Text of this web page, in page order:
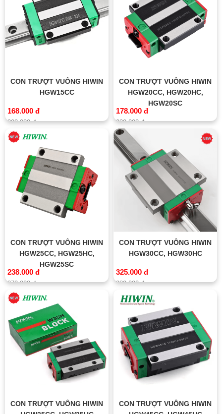
CON TRƯỢT VUÔNG HIWIN
HGW15CC
168.000 đ
200.000 đ
CON TRƯỢT VUÔNG HIWIN
HGW20CC, HGW20HC,
HGW20SC
178.000 đ
220.000 đ
CON TRƯỢT VUÔNG HIWIN
HGW25CC, HGW25HC,
HGW25SC
238.000 đ
270.000 đ
CON TRƯỢT VUÔNG HIWIN
HGW30CC, HGW30HC
325.000 đ
380.000 đ
CON TRƯỢT VUÔNG HIWIN
CON TRƯỢT VUÔNG HIWIN